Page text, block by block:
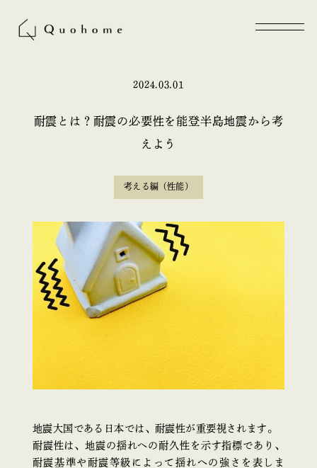
2024.03.01
耐震とは？耐震の必要性を能登半島地震から考
えよう
考える編（性能）
地震大国である日本では、耐震性が重要視されます。
耐震性は、地震の揺れへの耐久性を示す指標であり、
耐震基準や耐震等級によって揺れへの強さを表しま